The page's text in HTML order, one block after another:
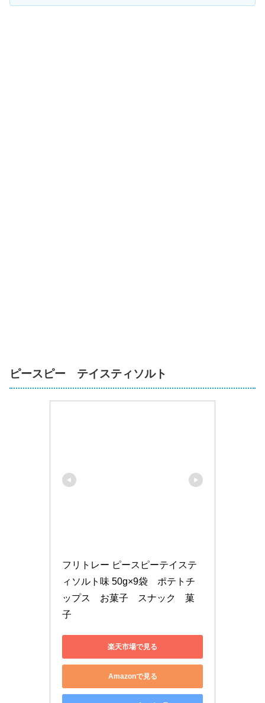
ピースピー テイスティソルト
フリトレー ピースピーテイステ
ィソルト味 50g×9袋　ポテトチ
ップス　お菓子　スナック　菓
子
楽天市場で見る
Amazonで見る